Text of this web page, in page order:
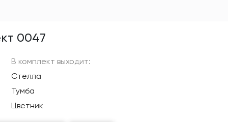
памятники
0047
В комплект выходит:
Стелла
Тумба
Цветник